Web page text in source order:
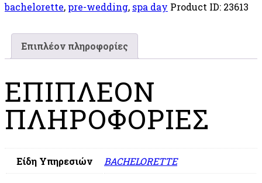
bachelorette, pre-wedding, spa day Product ID: 23613
Επιπλέον πληροφορίες
ΕΠΙΠΛΈΟΝ
ΠΛΗΡΟΦΟΡΊΕΣ
Είδη Υπηρεσιών BACHELORETTE